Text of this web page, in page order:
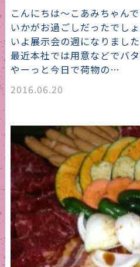
こんにちは～こあみちゃん
いかがお過ごしだったでし
いよ展示会の週になりま
最近本社では用意などでバ
やーっと今日で荷物の…
2016.06.20